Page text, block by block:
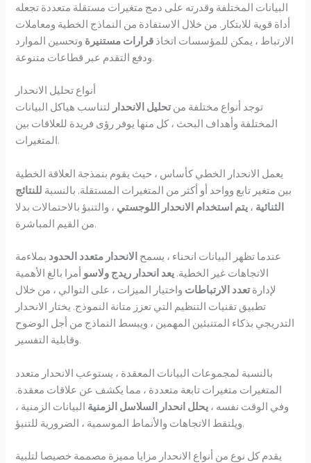
البيانات المختلفة وقدرته على دمج متغيرات مستقلة متعددة تجعله
أداة قوية للابتكار. من خلال الاستفادة من النماذج الخطية ومعاملات
الارتباط ، يمكن للمؤسسات اتخاذ قرارات مستنيرة وتحسين الموارد
ودفع التقدم عبر قطاعات متنوعة.
أنواع تحليل الانحدار
توجد أنواع مختلفة منتحليل الانحدار لتناسب هياكل البيانات
المختلفة وأهداف البحث ، كل منها يوفر رؤى فريدة للعلاقات بين
المتغيرات.
يعمل الانحدار الخطي كأساس ، حيث يقوم بنمذجة العلاقة الخطية
بين متغير تابع وواحد أو أكثر من المتغيرات المستقلة. بالنسبة للنتائج
الثنائية ، يتم استخدام الانحدار اللوجستي ، والتنبؤ بالاحتمالات بدلا
من القيم المباشرة.
عندما تظهر البيانات انحناء ، يسمح الانحدار متعدد الحدود بملاءمة
الاتجاهات غير الخطية. يعد انحدار ريدج ولاسو أمرا بالغ الأهمية
لإدارةتعدد الارتباطات واختيار الميزات ، على التوالي ، من خلال
تطبيق تقنيات التنظيم التي تعزز متانة النموذج. يختار الانحدار
التدريجي بذكاء المتنبئين المهمين ، ويبسط النماذج من أجل الوضوح
وقابلية التفسير.
بالنسبة لمجموعات البيانات المعقدة ، يستوعب الانحدار متعدد
المتغيرات متغيرات تابعة متعددة ، مما يكشف عن علاقات معقدة.
وفي الوقت نفسه ، يحلل انحدار السلاسل الزمنية البيانات الزمنية ،
ويلتقط الاتجاهات والأنماط الموسمية ، الضرورية للتنبؤ.
يقدم كل نوع من أنواع الانحدار مزايا مميزة مصممة خصيصا لتلبية